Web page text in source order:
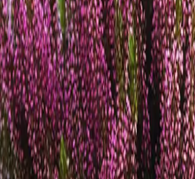
Finde die besten Pflanzen für die goldene
Balkon mit den schönsten Herbstblumen zu
und Formen, die dein Zuhause bis in den Winter
– nicht nur Zierpflanzen wie Heide und
können sie sich bis zum Winter gut verwurzeln, was